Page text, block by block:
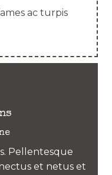
ac turpis
Pellentesque
et netus et